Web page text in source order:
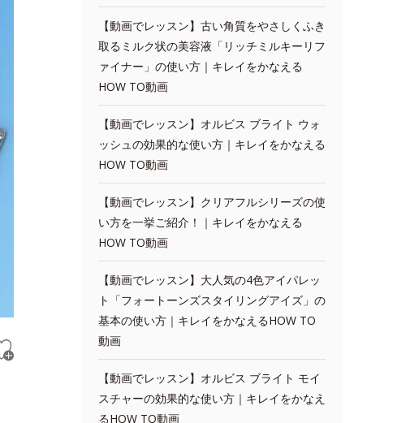
【動画でレッスン】古い角質をやさしくふき
取るミルク状の美容液「リッチミルキーリフ
ァイナー」の使い方｜キレイをかなえる
HOW TO動画
【動画でレッスン】オルビス ブライト ウォ
ッシュの効果的な使い方｜キレイをかなえる
HOW TO動画
【動画でレッスン】クリアフルシリーズの使
い方を一挙ご紹介！｜キレイをかなえる
HOW TO動画
【動画でレッスン】大人気の4色アイパレッ
ト「フォートーンズスタイリングアイズ」の
基本の使い方｜キレイをかなえるHOW TO
動画
【動画でレッスン】オルビス ブライト モイ
スチャーの効果的な使い方｜キレイをかなえ
るHOW TO動画